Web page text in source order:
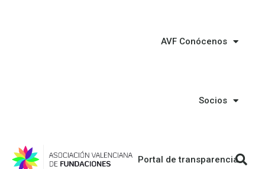
AVF Conócenos
Socios
Portal de transparencia